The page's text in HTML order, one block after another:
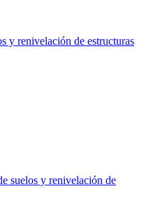
y renivelación de estructuras
suelos y renivelación de